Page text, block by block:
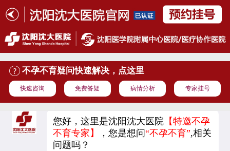
不孕不育疑问快速解决，点这里
快速咨询 免费答疑 病情分析 专家挂号
您好，这里是沈阳沈大医院 【特邀不孕
不育专家】
，您是想问“不孕不育”,相关
问题吗？